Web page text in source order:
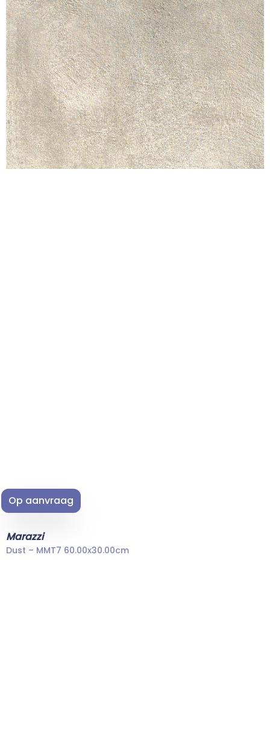
Op aanvraag
Marazzi
Dust – MMT7 60.00x30.00cm